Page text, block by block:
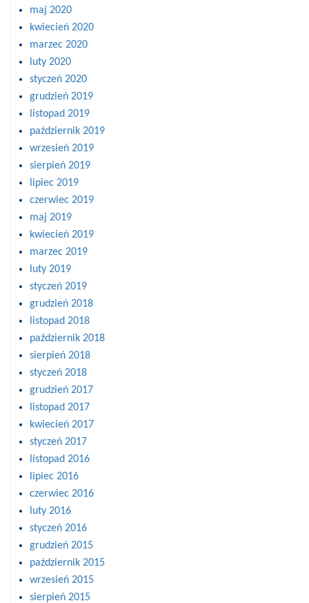
maj 2020
kwiecień 2020
marzec 2020
luty 2020
styczeń 2020
grudzień 2019
listopad 2019
październik 2019
wrzesień 2019
sierpień 2019
lipiec 2019
czerwiec 2019
maj 2019
kwiecień 2019
marzec 2019
luty 2019
styczeń 2019
grudzień 2018
listopad 2018
październik 2018
sierpień 2018
styczeń 2018
grudzień 2017
listopad 2017
kwiecień 2017
styczeń 2017
listopad 2016
lipiec 2016
czerwiec 2016
luty 2016
styczeń 2016
grudzień 2015
październik 2015
wrzesień 2015
sierpień 2015